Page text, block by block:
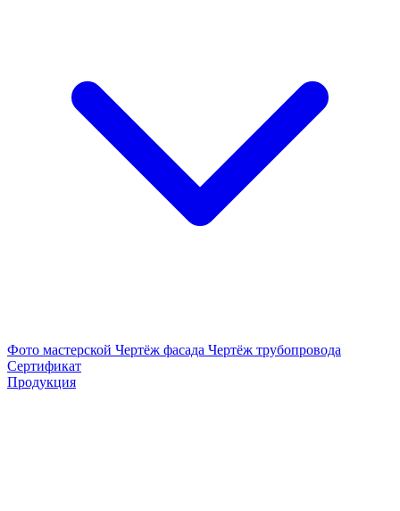
Фото мастерской Чертёж фасада Чертёж трубопровода
Сертификат
Продукция